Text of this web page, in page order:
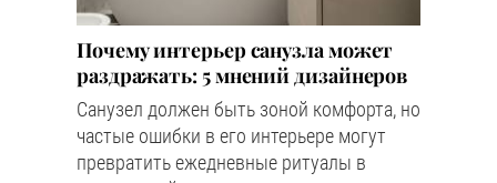
Почему интерьер санузла может
раздражать: 5 мнений дизайнеров
Санузел должен быть зоной комфорта, но
частые ошибки в его интерьере могут
превратить ежедневные ритуалы в